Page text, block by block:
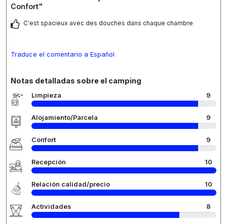
Confort"
C'est spacieux avec des douches dans chaque chambre
Traduce el comentario a Español
Notas detalladas sobre el camping
Limpieza 9
Alojamiento/Parcela 9
Confort 9
Recepción 10
Relación calidad/precio 10
Actividades 8